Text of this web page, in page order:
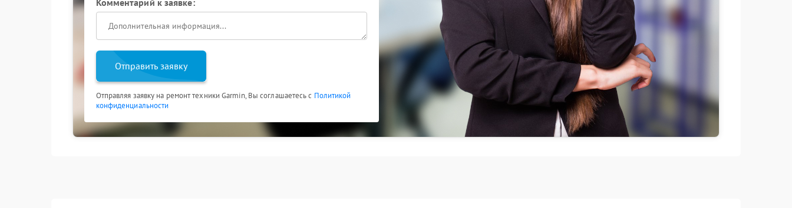
Комментарий к заявке:
Отправить заявку
Отправляя заявку на ремонт техники Garmin, Вы соглашаетесь с Политикой
конфиденциальности